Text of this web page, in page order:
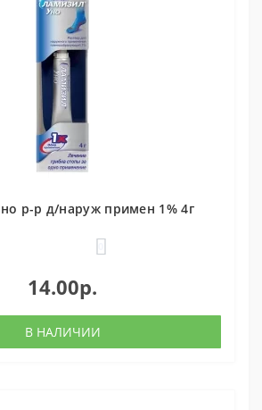
р-р д/наруж примен 1% 4г
14.00р.
В НАЛИЧИИ